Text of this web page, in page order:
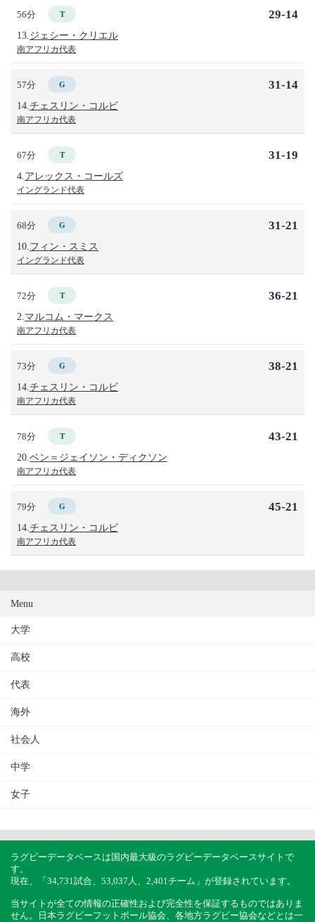
56分 T
13. ジェシー・クリエル
南アフリカ代表
29-14
57分 G
14. チェスリン・コルビ
南アフリカ代表
31-14
67分 T
4. アレックス・コールズ
イングランド代表
31-19
68分 G
10. フィン・スミス
イングランド代表
31-21
72分 T
2. マルコム・マークス
南アフリカ代表
36-21
73分 G
14. チェスリン・コルビ
南アフリカ代表
38-21
78分 T
20. ベン＝ジェイソン・ディクソン
南アフリカ代表
43-21
79分 G
14. チェスリン・コルビ
南アフリカ代表
45-21
Menu
大学
高校
代表
海外
社会人
中学
女子
ラグビーデータベースは国内最大級のラグビーデータベースサイトで
す。
現在、「34,731試合、53,037人、2,401チーム」が登録されています。
当サイトが全ての情報の正確性および完全性を保証するものではありま
せん。日本ラグビーフットボール協会、各地方ラグビー協会などとは一